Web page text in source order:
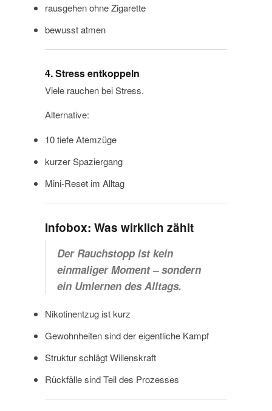
rausgehen ohne Zigarette
bewusst atmen
4. Stress entkoppeln
Viele rauchen bei Stress.
Alternative:
10 tiefe Atemzüge
kurzer Spaziergang
Mini-Reset im Alltag
Infobox: Was wirklich zählt
Der Rauchstopp ist kein
einmaliger Moment – sondern
ein Umlernen des Alltags.
Nikotinentzug ist kurz
Gewohnheiten sind der eigentliche Kampf
Struktur schlägt Willenskraft
Rückfälle sind Teil des Prozesses